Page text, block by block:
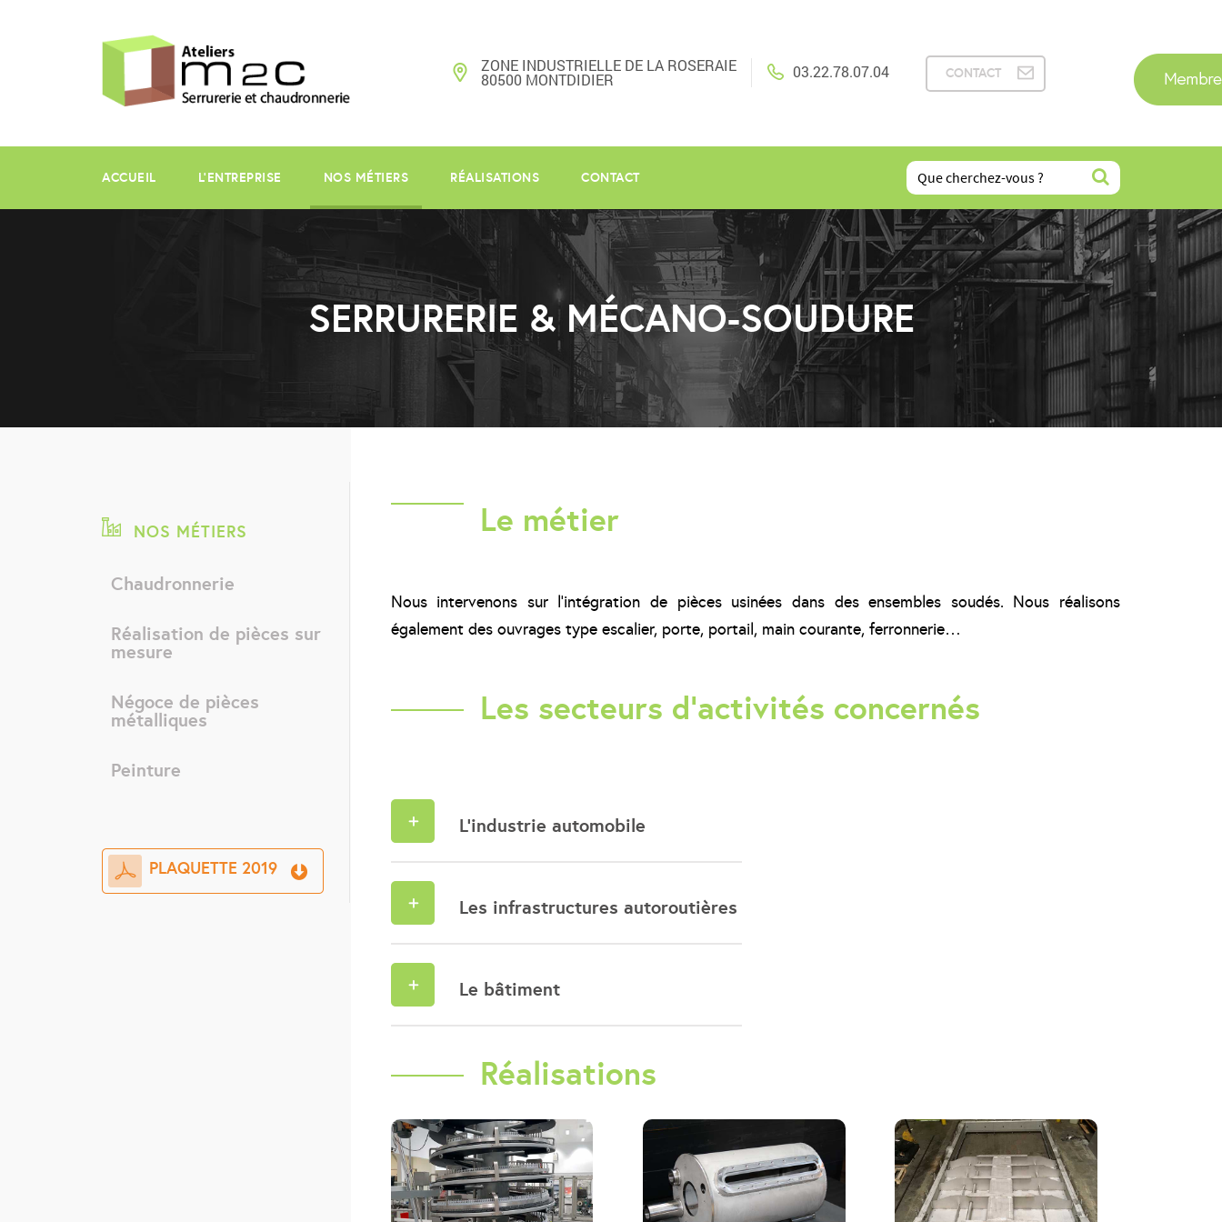
ZONE INDUSTRIELLE DE LA ROSERAIE
80500 MONTDIDIER 03.22.78.07.04 CONTACT
ACCUEIL L’ENTREPRISE NOS MÉTIERS RÉALISATIONS CONTACT
SERRURERIE & MÉCANO-SOUDURE
Le métier
Nous intervenons sur l’intégration de pièces usinées dans des ensembles soudés. Nous réalisons
également des ouvrages type escalier, porte, portail, main courante, ferronnerie…
Les secteurs d'activités concernés
L'industrie automobile
Les infrastructures autoroutières
Le bâtiment
Réalisations
NOS MÉTIERS
Chaudronnerie
Réalisation de pièces sur
mesure
Négoce de pièces
métalliques
Peinture
PLAQUETTE 2019